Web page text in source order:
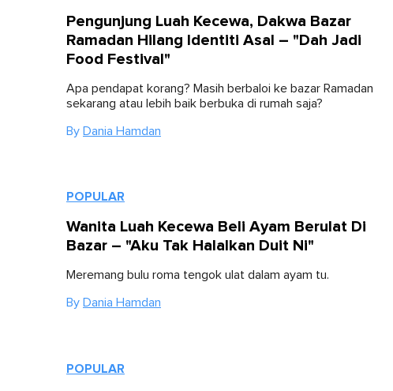
Pengunjung Luah Kecewa, Dakwa Bazar
Ramadan Hilang Identiti Asal – "Dah Jadi
Food Festival"
Apa pendapat korang? Masih berbaloi ke bazar Ramadan
sekarang atau lebih baik berbuka di rumah saja?
By Dania Hamdan
POPULAR
Wanita Luah Kecewa Beli Ayam Berulat Di
Bazar – "Aku Tak Halalkan Duit Ni"
Meremang bulu roma tengok ulat dalam ayam tu.
By Dania Hamdan
POPULAR